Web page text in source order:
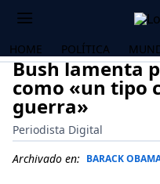
HOME POLÍTICA
Bush lamenta
como «un tipo
guerra»
Periodista Digital
Archivado en: BARACK